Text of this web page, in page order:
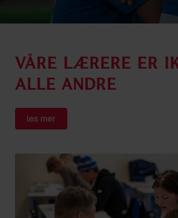
Våre lærere er
alle andre
les mer